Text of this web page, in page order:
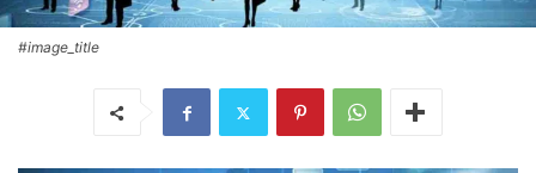
#image_title